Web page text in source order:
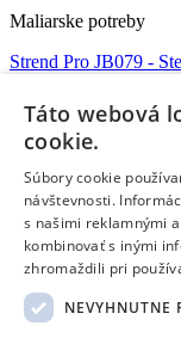
Maliarske potreby
Strend Pro JB079 -
Doprava zdarma
Skladom 3 kusy
V1 predajni skladom
1,69 € s DPH
Pridať do košíka
Porovnať
Táto webová
cookie.
Súbory cookie
návštevnosti.
s našimi reklamnými
kombinovať s inými
zhromaždili pri
NEVYHNUTNE